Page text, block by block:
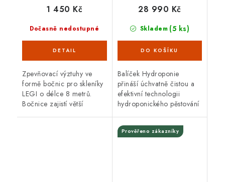
Dočasně nedostupné
1 450 Kč
Zpevňovací výztuhy ve
formě bočnic pro skleníky
LEGI o délce 8 metrů.
Bočnice zajistí větší
Skladem (5 ks)
28 990 Kč
Balíček Hydroponie
přináší úchvatně čistou a
efektivní technologii
hydroponického pěstování
začátečníka. Chytrá
výbava v tomto balíčku
Prověřeno zákazníky